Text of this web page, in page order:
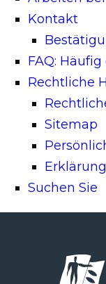
Kontakt
FAQ:
Rechtliche
Sitemap
Suchen Sie